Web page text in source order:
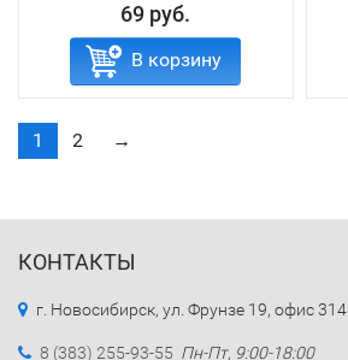
69 руб.
В корзину
1 2 →
КОНТАКТЫ
г. Новосибирск, ул. Фрунзе 19, офис 314
8 (383) 255-93-55 Пн-Пт, 9:00-18:00